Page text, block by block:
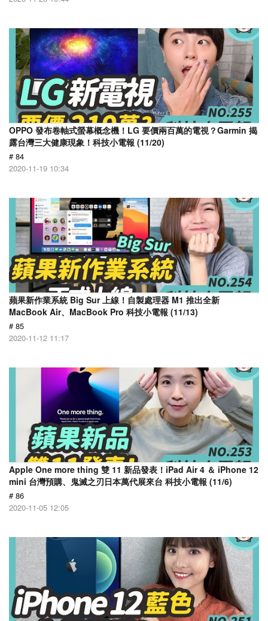
OPPO 發布卷軸式螢幕概念機！LG 要價兩百萬的電視？Garmin 揭
露台灣三大健康現象！科技小電報 (11/20)
# 84
2020-11-19 10:34
蘋果新作業系統 Big Sur 上線！自製處理器 M1 推出全新
MacBook Air、MacBook Pro 科技小電報 (11/13)
# 85
2020-11-12 11:17
Apple One more thing 雙 11 新品發表！iPad Air 4 ＆ iPhone 12
mini 台灣預購、鬼滅之刃日本萬代展來台 科技小電報 (11/6)
# 86
2020-11-05 12:05